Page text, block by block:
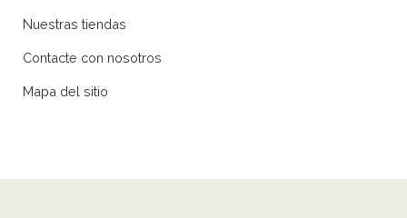
Nuestras tiendas
Contacte con nosotros
Mapa del sitio